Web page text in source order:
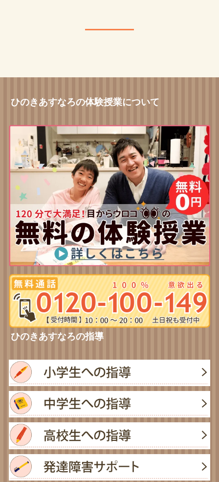
ひのきあすなろの体験授業について
ひのきあすなろの指導